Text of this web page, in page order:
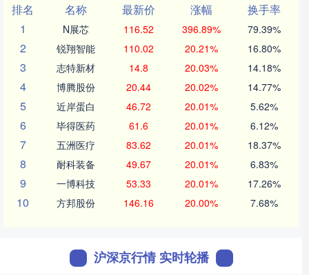
排名
名称 最新价 涨幅
换手率
1
N展芯 116.52 396.89% 79.39%
2 锐翔智能 110.02 20.21% 16.80%
3 志特新材 14.8 20.03% 14.18%
4 博腾股份 20.44 20.02% 14.77%
5 近岸蛋白 46.72 20.01% 5.62%
6 毕得医药 61.6 20.01% 6.12%
7 五洲医疗 83.62 20.01% 18.37%
8 耐科装备 49.67 20.01% 6.83%
9 一博科技 53.33 20.01% 17.26%
10 方邦股份 146.16 20.00% 7.68%
沪深京行情 实时轮播